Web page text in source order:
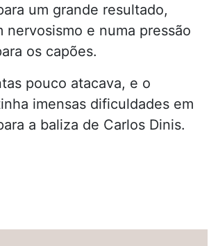
um grande resultado,
nervosismo e numa pressão
os capões.
pouco atacava, e o
imensas dificuldades em
a baliza de Carlos Dinis.